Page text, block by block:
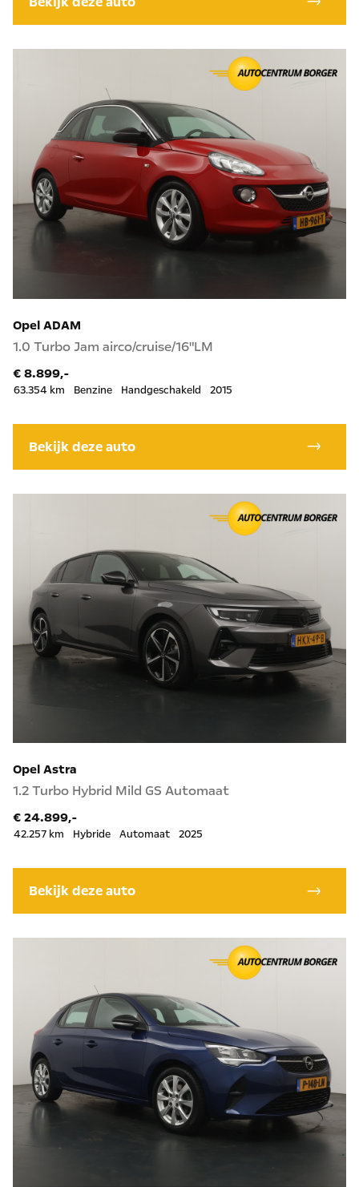
Opel ADAM
1.0 Turbo Jam airco/cruise/16"LM
€ 8.899,-
63.354 km Benzine Handgeschakeld 2015
Bekijk deze auto
Opel Astra
1.2 Turbo Hybrid Mild GS Automaat
€ 24.899,-
42.257 km Hybride Automaat 2025
Bekijk deze auto